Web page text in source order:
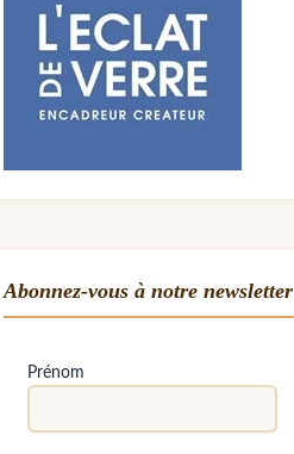
Abonnez-vous à notre newsletter
Prénom